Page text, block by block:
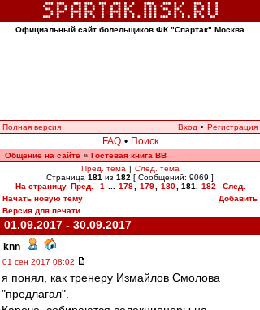
Официальный сайт болельщиков ФК "Спартак" Москва
Полная версия Вход • Регистрация
FAQ • Поиск
Общение на сайте » Гостевая книга ВВ
Пред. тема | След. тема
Страница 181 из 182 [ Сообщений: 9069 ]
На страницу Пред. 1 178 179 180 181 182
След.
Начать новую тему
Добавить
Версия для печати
01.09.2017 - 30.09.2017
knn -
01 сен 2017 08:02
я понял, как тренеру Измайлов Смолова
"предлагал".